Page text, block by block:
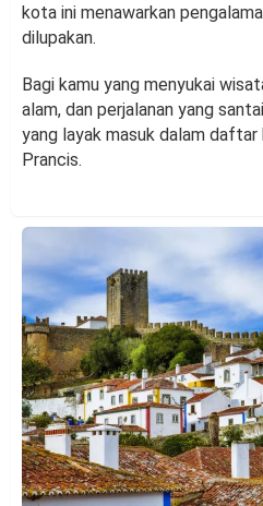
kota ini menawarkan
dilupakan.
Bagi kamu yang menyukai
alam, dan perjalanan yang
yang layak masuk dalam daftar
Prancis.